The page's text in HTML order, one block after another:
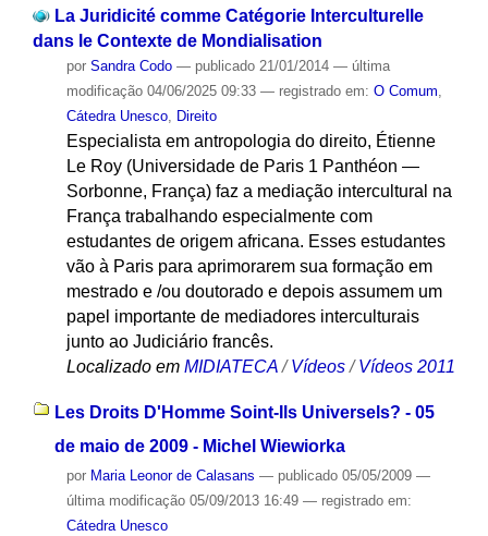
La Juridicité comme Catégorie Interculturelle
dans le Contexte de Mondialisation
por Sandra Codo — publicado21/01/2014 — última
modificação04/06/2025 09:33 — registrado em: O Comum
Cátedra Unesco, Direito
Especialista em antropologia do direito, Étienne
Le Roy (Universidade de Paris 1 Panthéon —
Sorbonne, França) faz a mediação intercultural na
França trabalhando especialmente com
estudantes de origem africana. Esses estudantes
vão à Paris para aprimorarem sua formação em
mestrado e /ou doutorado e depois assumem um
papel importante de mediadores interculturais
junto ao Judiciário francês.
Localizado em MIDIATECA /Vídeos /Vídeos 2011
Les Droits D'Homme Soint-Ils Universels? - 05
de maio de 2009 - Michel Wiewiorka
por Maria Leonor de Calasans — publicado05/05/2009 —
última modificação05/09/2013 16:49 — registrado em:
Cátedra Unesco